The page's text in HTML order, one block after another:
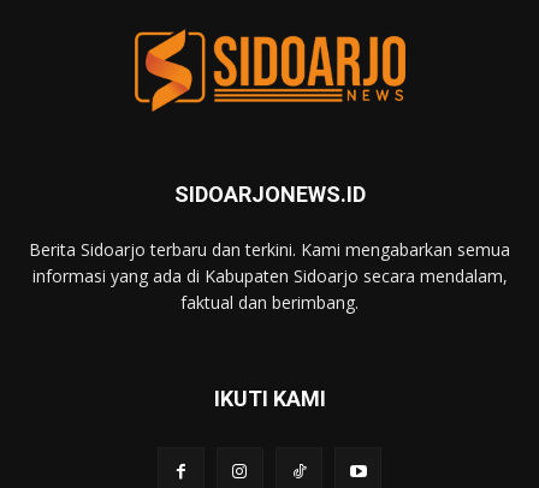
SIDOARJONEWS.ID
Berita Sidoarjo terbaru dan terkini. Kami mengabarkan semua
informasi yang ada di Kabupaten Sidoarjo secara mendalam,
faktual dan berimbang.
IKUTI KAMI